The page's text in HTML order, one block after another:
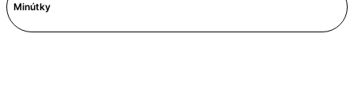
Minútky